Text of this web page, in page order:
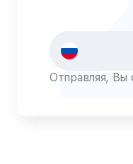
Стедикамы
Стиральные
Отправляя, Вы